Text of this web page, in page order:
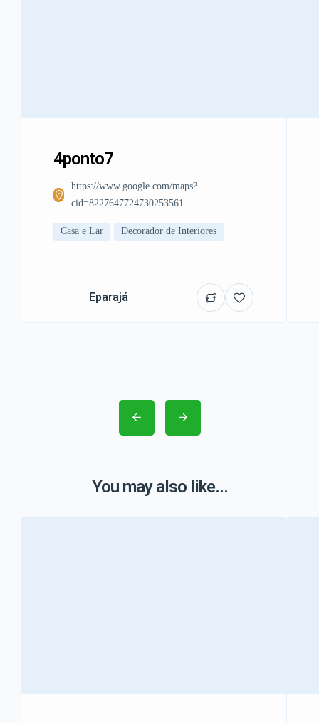
4ponto7
https://www.google.com/maps?
cid=8227647724730253561
Casa e Lar Decorador de Interiores
Eparajá
You may also like...